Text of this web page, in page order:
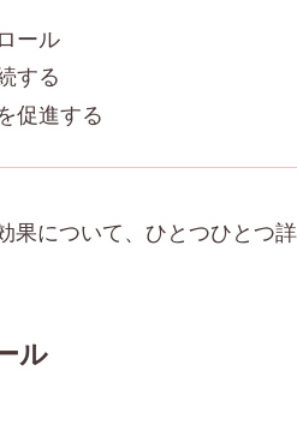
ール
する
促進する
果について、ひとつひとつ
ル